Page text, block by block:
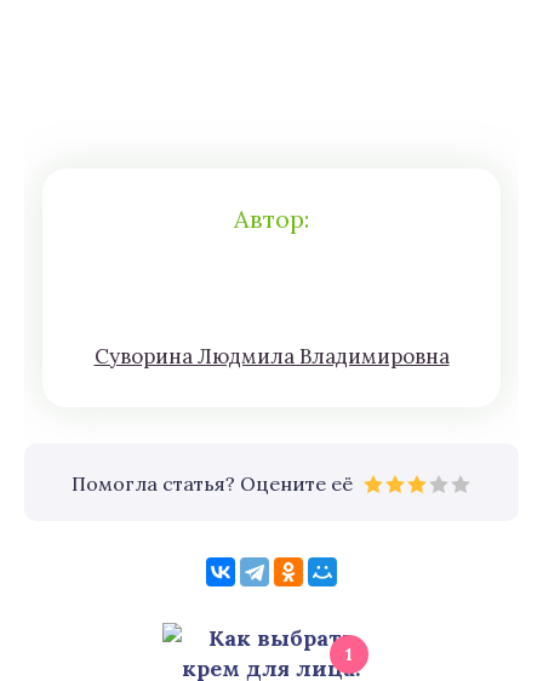
Автор:
Сyвoрина Людмилa Влaдимирoвна
Помогла статья? Оцените её
1